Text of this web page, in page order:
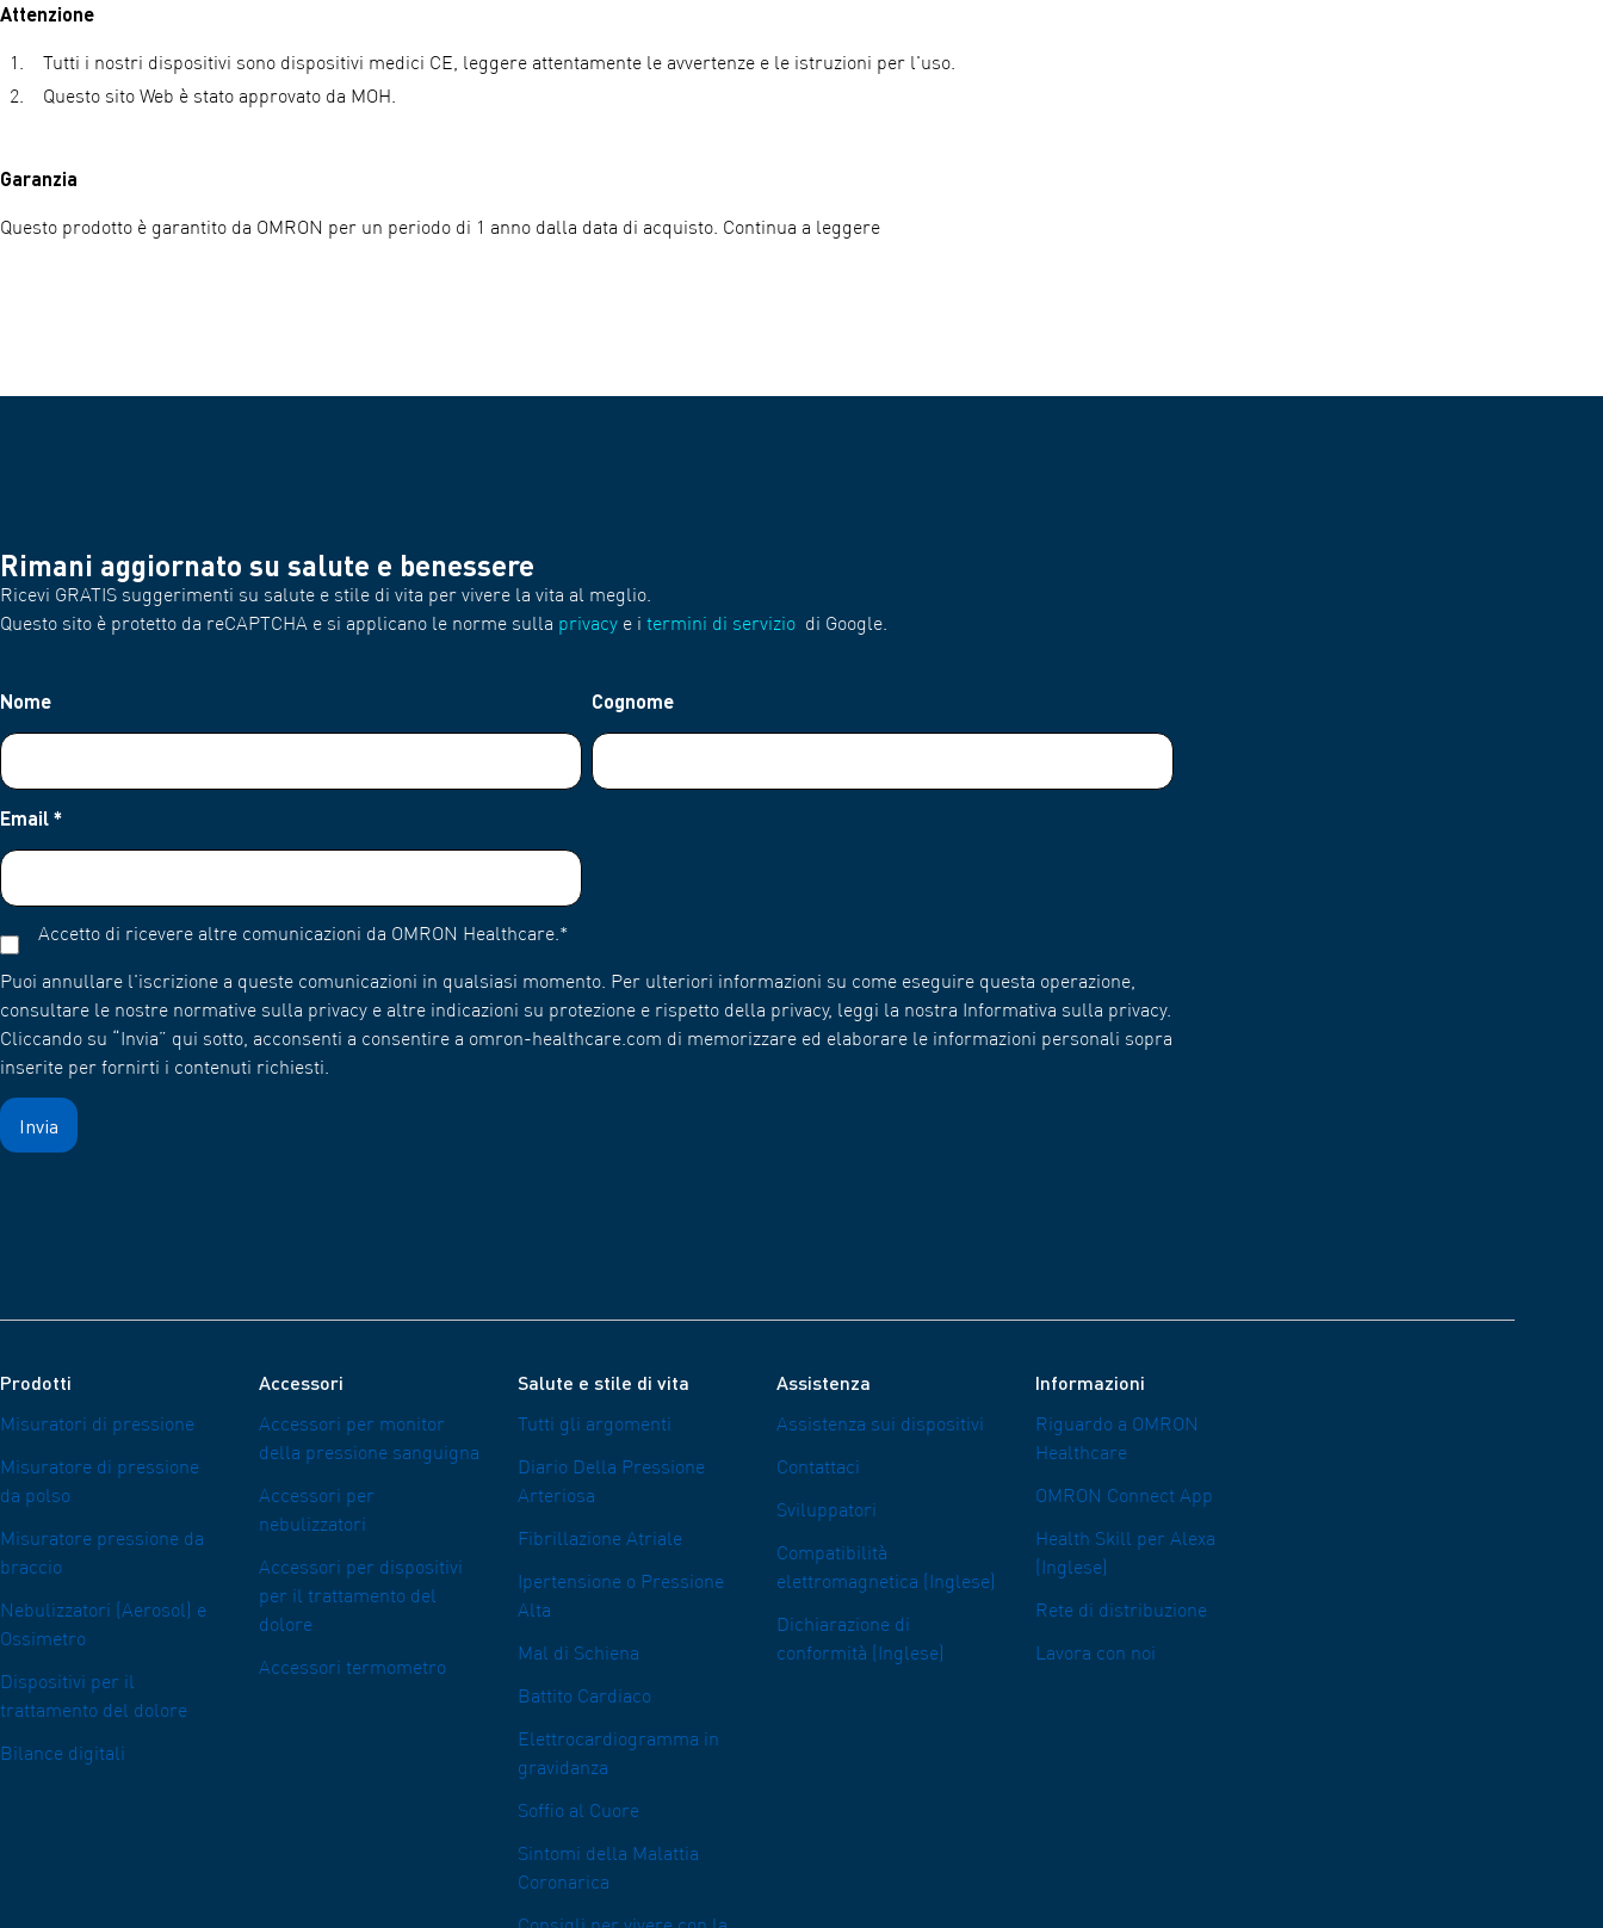
Attenzione
Tutti i nostri dispositivi sono dispositivi medici CE, leggere attentamente le avvertenze e le istruzioni per l'uso.
Questo sito Web è stato approvato da MOH.
Garanzia
Questo prodotto è garantito da OMRON per un periodo di 1 anno dalla data di acquisto. Continua a leggere
Rimani aggiornato su salute e benessere
Ricevi GRATIS suggerimenti su salute e stile di vita per vivere la vita al meglio.
Questo sito è protetto da reCAPTCHA e si applicano le norme sulla privacy e i termini di servizio di Google.
Nome Cognome
Email*
Accetto di ricevere altre comunicazioni da OMRON Healthcare.*
Puoi annullare l'iscrizione a queste comunicazioni in qualsiasi momento. Per ulteriori informazioni su come eseguire questa operazione,
consultare le nostre normative sulla privacy e altre indicazioni su protezione e rispetto della privacy, leggi la nostra Informativa sulla privacy.
Cliccando su “Invia” qui sotto, acconsenti a consentire a omron-healthcare.com di memorizzare ed elaborare le informazioni personali sopra
inserite per fornirti i contenuti richiesti.
Prodotti
Misuratori di pressione
Misuratore di pressione
da polso
Misuratore pressione da
braccio
Nebulizzatori (Aerosol) e
Ossimetro
Dispositivi per il
trattamento del dolore
Bilance digitali
Accessori
Accessori per monitor
della pressione sanguigna
Accessori per
nebulizzatori
Accessori per dispositivi
per il trattamento del
dolore
Accessori termometro
Salute e stile di vita
Tutti gli argomenti
Diario Della Pressione
Arteriosa
Fibrillazione Atriale
Ipertensione o Pressione
Alta
Mal di Schiena
Battito Cardiaco
Elettrocardiogramma in
gravidanza
Soffio al Cuore
Sintomi della Malattia
Coronarica
Assistenza
Assistenza sui dispositivi
Contattaci
Sviluppatori
Compatibilità
elettromagnetica (Inglese)
Dichiarazione di
conformità (Inglese)
Informazioni
Riguardo a OMRON
Healthcare
OMRON Connect App
Health Skill per Alexa
(Inglese)
Rete di distribuzione
Lavora con noi